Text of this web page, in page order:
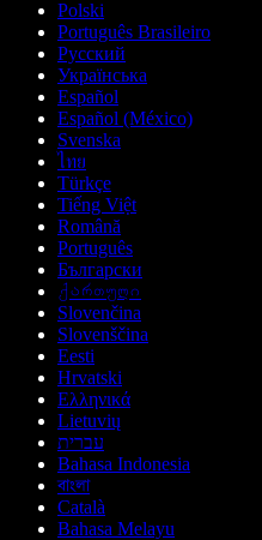
Polski
Português Brasileiro
Русский
Українська
Español
Español (México)
Svenska
ไทย
Türkçe
Tiếng Việt
Română
Português
Български
ქართული
Slovenčina
Slovenščina
Eesti
Hrvatski
Ελληνικά
Lietuvių
עברית
Bahasa Indonesia
বাংলা
Català
Bahasa Melayu